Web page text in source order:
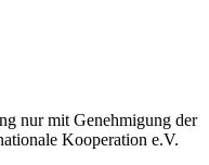
nur mit Genehmigung der
Kooperation e.V.